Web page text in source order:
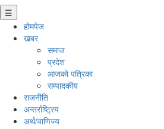
☰
होमपेज
खबर
समाज
प्रदेश
आजको पत्रिका
सम्पादकीय
राजनीति
अन्तर्राष्ट्रिय
अर्थ/वाणिज्य